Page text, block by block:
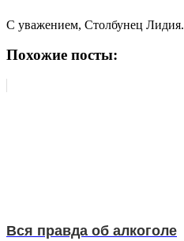
С уважением, Столбунец Лидия.
Похожие посты:
Вся правда об алкоголе